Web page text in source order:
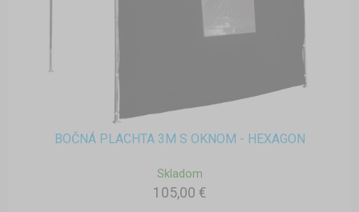
BOČNÁ PLACHTA 3M S OKNOM - HEXAGON
Skladom
105,00 €